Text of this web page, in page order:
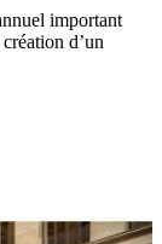
important
d’un